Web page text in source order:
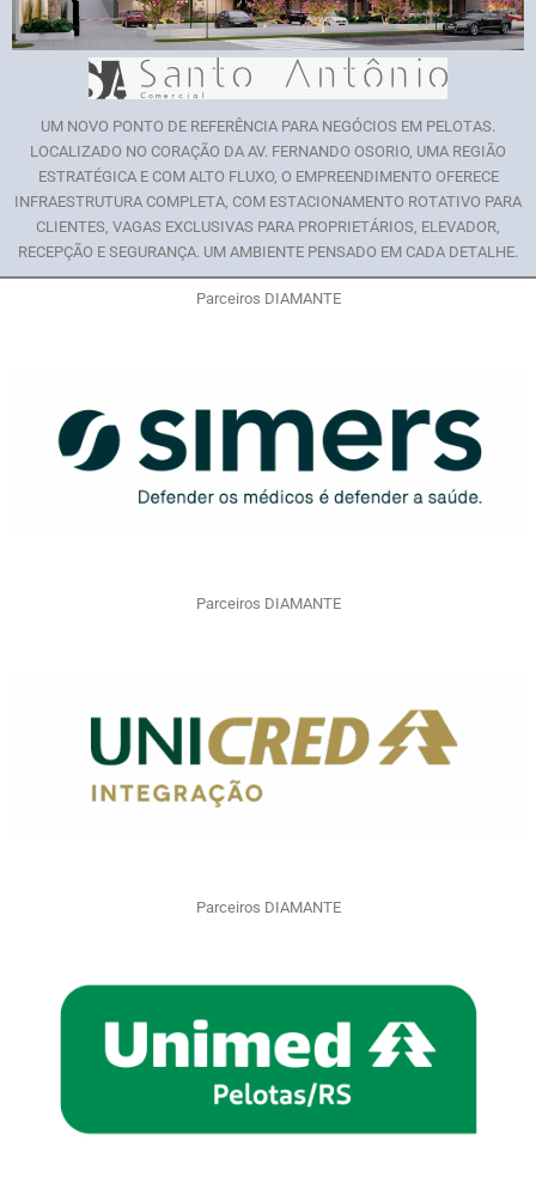
UM NOVO PONTO DE REFERÊNCIA PARA NEGÓCIOS EM PELOTAS.
LOCALIZADO NO CORAÇÃO DA AV. FERNANDO OSORIO, UMA REGIÃO
ESTRATÉGICA E COM ALTO FLUXO, O EMPREENDIMENTO OFERECE
INFRAESTRUTURA COMPLETA, COM ESTACIONAMENTO ROTATIVO PARA
CLIENTES, VAGAS EXCLUSIVAS PARA PROPRIETÁRIOS, ELEVADOR,
RECEPÇÃO E SEGURANÇA. UM AMBIENTE PENSADO EM CADA DETALHE.
Parceiros DIAMANTE
Parceiros DIAMANTE
Parceiros DIAMANTE